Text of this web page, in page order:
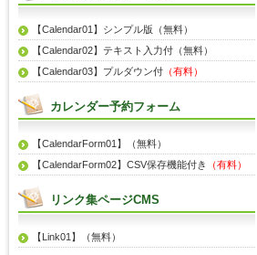
【Calendar01】シンプル版（無料）
【Calendar02】テキスト入力付（無料）
【Calendar03】プルダウン付 （有料）
カレンダー予約フォーム
【CalendarForm01】（無料）
【CalendarForm02】CSV保存機能付き
（有料）
リンク集ページCMS
【Link01】（無料）